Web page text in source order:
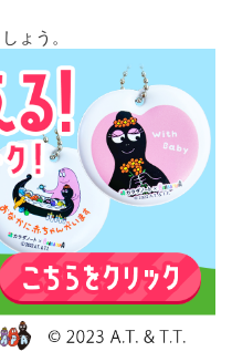
ょう。